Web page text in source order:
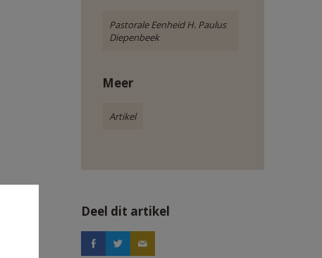
Pastorale Eenheid H. Paulus
Diepenbeek
Meer
Artikel
Deel dit artikel